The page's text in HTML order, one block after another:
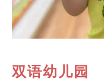
双语幼儿园